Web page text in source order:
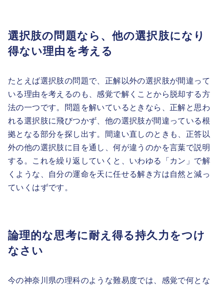
選択肢の問題なら、他の選択肢になり
得ない理由を考える
たとえば選択肢の問題で、正解以外の選択肢が間違って
いる理由を考えるのも、感覚で解くことから脱却する方
法の一つです。問題を解いているときなら、正解と思わ
れる選択肢に飛びつかず、他の選択肢が間違っている根
拠となる部分を探し出す。間違い直しのときも、正答以
外の他の選択肢に目を通し、何が違うのかを言葉で説明
する。これを繰り返していくと、いわゆる「カン」で解
くような、自分の運命を天に任せる解き方は自然と減っ
ていくはずです。
論理的な思考に耐え得る持久力をつけ
なさい
今の神奈川県の理科のような難易度では、感覚で何とな